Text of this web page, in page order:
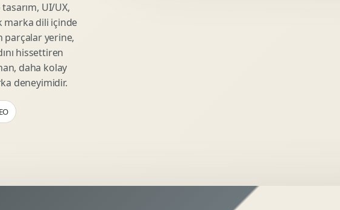
Story Reklam Tasarimi
Statik Reklam Gorseli
Motion Banner Tasarimi
UI/UX,
marka dili içinde
parçalar yerine,
hissettiren
daha kolay
deneyimidir.